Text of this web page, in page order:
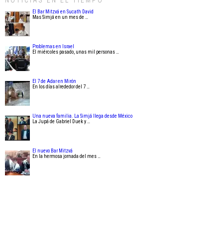
El Bar Mitzvá en Sucath David
Mas Simjá en un mes de …
Problemas en Israel
El miércoles pasado, unas mil personas …
El 7 de Adar en Mirón
En los días alrededor del 7 …
Una nueva familia. La Simjá llega desde México
La Jupá de Gabriel Duek y …
El nuevo Bar Mitzvá
En la hermosa jornada del mes …